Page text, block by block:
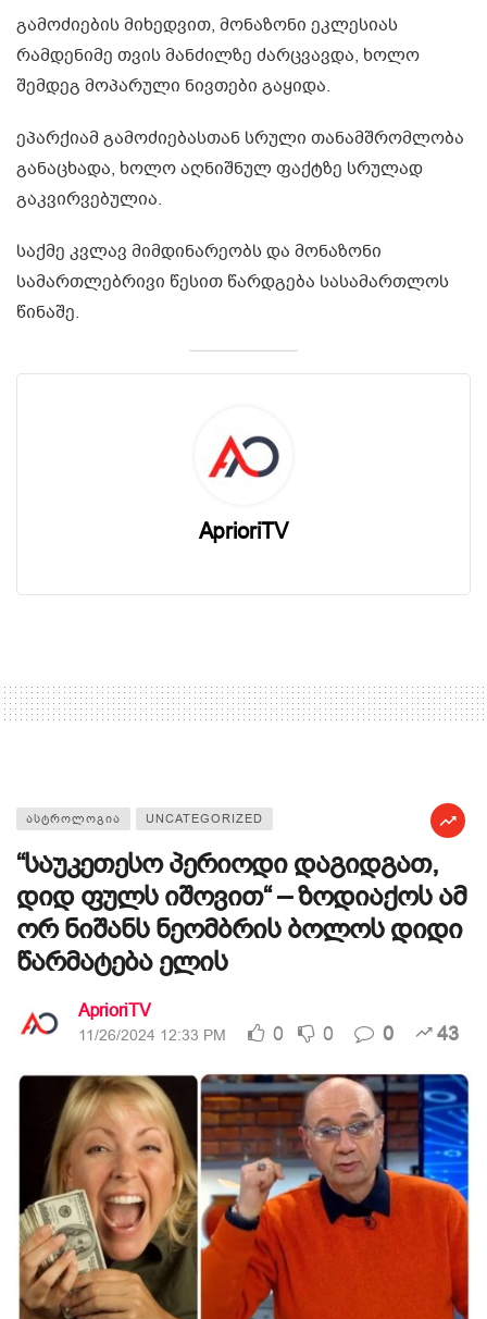
გამოძიების მიხედვით, მონაზონი ეკლესიას
რამდენიმე თვის მანძილზე ძარცვავდა, ხოლო
შემდეგ მოპარული ნივთები გაყიდა.
ეპარქიამ გამოძიებასთან სრული თანამშრომლობა
განაცხადა, ხოლო აღნიშნულ ფაქტზე სრულად
გაკვირვებულია.
საქმე კვლავ მიმდინარეობს და მონაზონი
სამართლებრივი წესით წარდგება სასამართლოს
წინაშე.
AprioriTV
ᲐᲡᲢᲠᲝᲚᲝᲒᲘᲐ UNCATEGORIZED
“საუკეთესო პერიოდი დაგიდგათ,
დიდ ფულს იშოვით“ – ზოდიაქოს ამ
ორ ნიშანს ნეომბრის ბოლოს დიდი
წარმატება ელის
AprioriTV
11/26/2024 12:33 PM 0 0 0 43